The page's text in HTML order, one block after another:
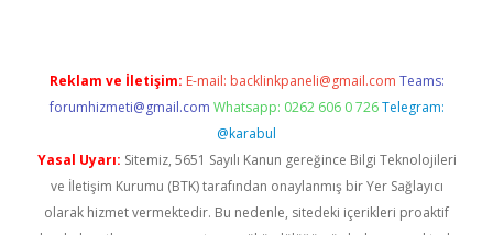
Reklam ve İletişim: E-mail: backlinkpaneli@gmail.com Teams:
forumhizmeti@gmail.com Whatsapp: 0262 606 0 726 Telegram:
@karabul
Yasal Uyarı: Sitemiz, 5651 Sayılı Kanun gereğince Bilgi Teknolojileri
ve İletişim Kurumu (BTK) tarafından onaylanmış bir Yer Sağlayıcı
olarak hizmet vermektedir. Bu nedenle, sitedeki içerikleri proaktif